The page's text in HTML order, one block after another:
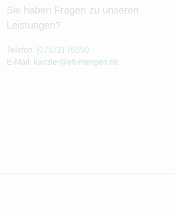
Sie haben Fragen zu unseren
Leistungen?
Telefon: (07572) 76550
E-Mail: kanzlei@etl-mengen.de